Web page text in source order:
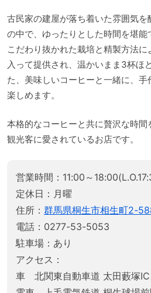
古民家の建屋が落ち着いた雰囲気
の中で、ゆったりとした時間を堪能
こだわり抜かれた栽培と精製方法
入って提供され、温かいまま3杯ほ
た、美味しいコーヒーと一緒に、
楽しめます。
本格的なコーヒーと共に贅沢な時
観光客に愛されているお店です。
営業時間：11:00～
定休日：月曜
住所： 群馬県桐生市相生町2-
電話：0277-53-5053
駐車場：あり
アクセス：
車 北関東自動車道 太田藪塚